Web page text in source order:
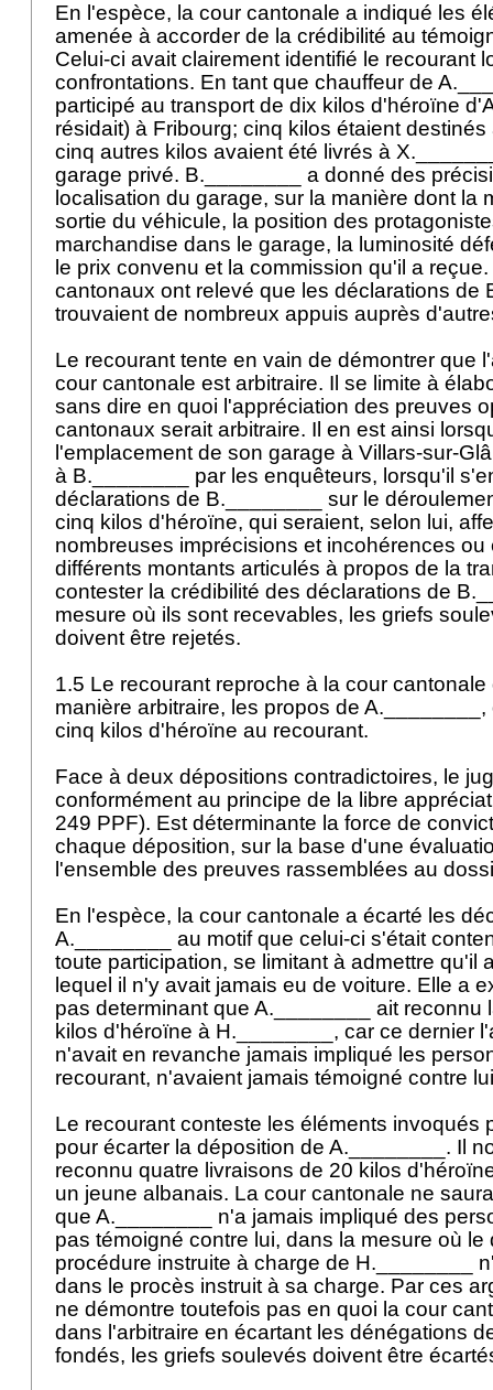
En l'espèce, la cour cantonale a indiqué les
amenée à accorder de la crédibilité au
Celui-ci avait clairement identifié le recourant
confrontations. En tant que chauffeur de
participé au transport de dix kilos d'héroïne
résidait) à Fribourg; cinq kilos étaient
cinq autres kilos avaient été livrés à
garage privé. B.________ a donné des
localisation du garage, sur la manière dont la
sortie du véhicule, la position des
marchandise dans le garage, la luminosité
le prix convenu et la commission qu'il a
cantonaux ont relevé que les déclarations de
trouvaient de nombreux appuis auprès
Le recourant tente en vain de démontrer que
cour cantonale est arbitraire. Il se limite à
sans dire en quoi l'appréciation des preuves
cantonaux serait arbitraire. Il en est ainsi
l'emplacement de son garage à Villars-sur-
à B.________ par les enquêteurs, lorsqu'il
déclarations de B.________ sur le
cinq kilos d'héroïne, qui seraient, selon lui,
nombreuses imprécisions et incohérences ou
différents montants articulés à propos de la
contester la crédibilité des déclarations de
mesure où ils sont recevables, les griefs
doivent être rejetés.
1.5 Le recourant reproche à la cour
manière arbitraire, les propos de
cinq kilos d'héroïne au recourant.
Face à deux dépositions contradictoires, le
conformément au principe de la libre
249 PPF). Est déterminante la force de
chaque déposition, sur la base d'une
l'ensemble des preuves rassemblées au
En l'espèce, la cour cantonale a écarté les
A.________ au motif que celui-ci s'était
toute participation, se limitant à admettre qu'il
lequel il n'y avait jamais eu de voiture. Elle a
pas determinant que A.________ ait reconnu
kilos d'héroïne à H.________, car ce dernier
n'avait en revanche jamais impliqué les
recourant, n'avaient jamais témoigné contre
Le recourant conteste les éléments invoqués
pour écarter la déposition de A.________. Il
reconnu quatre livraisons de 20 kilos
un jeune albanais. La cour cantonale ne
que A.________ n'a jamais impliqué des
pas témoigné contre lui, dans la mesure où le
procédure instruite à charge de H.________
dans le procès instruit à sa charge. Par ces
ne démontre toutefois pas en quoi la cour
dans l'arbitraire en écartant les dénégations
fondés, les griefs soulevés doivent être